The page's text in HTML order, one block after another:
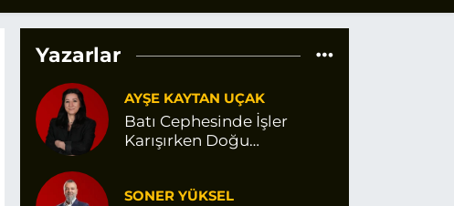
Yazarlar
AYŞE KAYTAN UÇAK
Batı Cephesinde İşler
Karışırken Doğu
SONER YÜKSEL